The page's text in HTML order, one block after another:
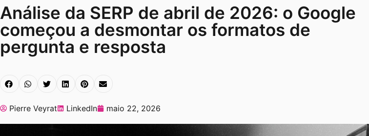
Análise da SERP de abril de 2026: o Google
começou a desmontar os formatos de
pergunta e resposta
Pierre Veyrat LinkedIn maio 22, 2026